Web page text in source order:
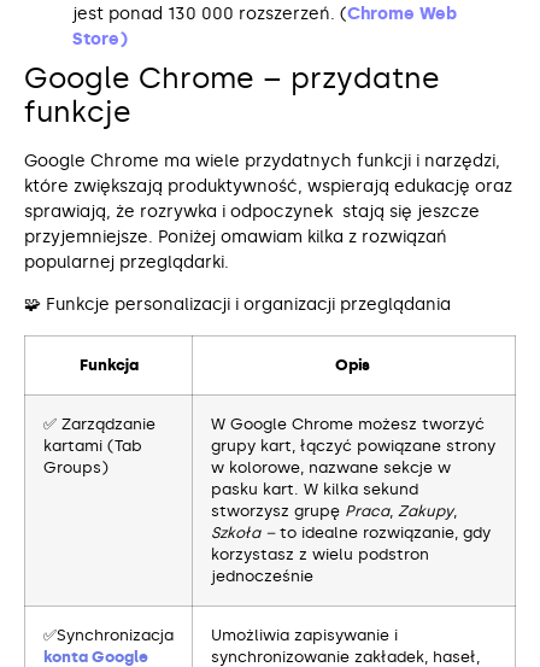
jest ponad 130 000 rozszerzeń. (Chrome Web
Store)
Google Chrome – przydatne
funkcje
Google Chrome ma wiele przydatnych funkcji i narzędzi,
które zwiększają produktywność, wspierają edukację oraz
sprawiają, że rozrywka i odpoczynek stają się jeszcze
przyjemniejsze. Poniżej omawiam kilka z rozwiązań
popularnej przeglądarki.
🧩 Funkcje personalizacji i organizacji przeglądania
Funkcja Opis
✅ Zarządzanie
kartami (Tab
Groups)
W Google Chrome możesz tworzyć
grupy kart, łączyć powiązane strony
w kolorowe, nazwane sekcje w
pasku kart. W kilka sekund
stworzysz grupę Praca, Zakupy,
Szkoła –to idealne rozwiązanie, gdy
korzystasz z wielu podstron
jednocześnie
✅Synchronizacja
konta Google
Umożliwia zapisywanie i
synchronizowanie zakładek, haseł,